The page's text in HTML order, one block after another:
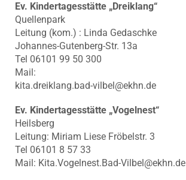
Ev. Kindertagesstätte „Dreiklang“
Quellenpark
Leitung (kom.) : Linda Gedaschke
Johannes-Gutenberg-Str. 13a
Tel 06101 99 50 300
Mail:
kita.dreiklang.bad-vilbel@ekhn.de
Ev. Kindertagesstätte „Vogelnest“
Heilsberg
Leitung: Miriam Liese Fröbelstr. 3
Tel 06101 8 57 33
Mail: Kita.Vogelnest.Bad-Vilbel@ekhn.de